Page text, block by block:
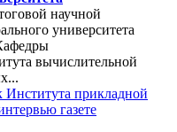
научной
университета
вычислительной